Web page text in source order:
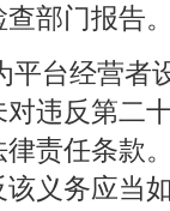
部门报告
平台经营者
对违反第二
责任条款
义务应当